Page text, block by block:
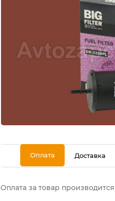
Оплата Доставка
Оплата за товар